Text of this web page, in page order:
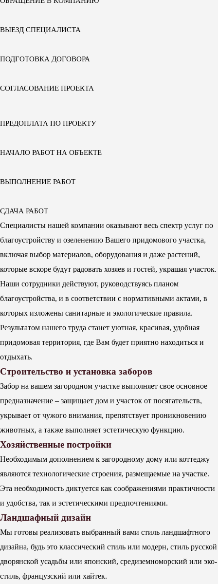
ВЫЕЗД СПЕЦИАЛИСТА
ПОДГОТОВКА ДОГОВОРА
СОГЛАСОВАНИЕ ПРОЕКТА
ПРЕДОПЛАТА ПО ПРОЕКТУ
НАЧАЛО РАБОТ НА ОБЪЕКТЕ
ВЫПОЛНЕНИЕ РАБОТ
СДАЧА РАБОТ
Специалисты нашей компании оказывают весь спектр услуг по
благоустройству и озеленению Вашего придомового участка,
включая выбор материалов, оборудования и даже растений,
которые вскоре будут радовать хозяев и гостей, украшая участок.
Наши сотрудники действуют, руководствуясь планом
благоустройства, и в соответствии с нормативными актами, в
которых изложены санитарные и экологические правила.
Результатом нашего труда станет уютная, красивая, удобная
придомовая территория, где Вам будет приятно находиться и
отдыхать.
Строительство и установка заборов
Забор на вашем загородном участке выполняет свое основное
предназначение – защищает дом и участок от посягательств,
укрывает от чужого внимания, препятствует проникновению
животных, а также выполняет эстетическую функцию.
Хозяйственные постройки
Необходимым дополнением к загородному дому или коттеджу
являются технологические строения, размещаемые на участке.
Эта необходимость диктуется как соображениями практичности
и удобства, так и эстетическими предпочтениями.
Ландшафный дизайн
Мы готовы реализовать выбранный вами стиль ландшафтного
дизайна, будь это классический стиль или модерн, стиль русской
дворянской усадьбы или японский, средиземноморский или эко-
стиль, французский или хайтек.